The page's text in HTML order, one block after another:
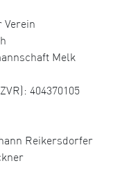
Verein
Melk
404370105
Reikersdorfer